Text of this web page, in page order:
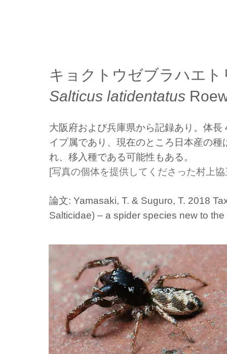
キョクトウゼブラハエト
Salticus latidentatus
大阪府および兵庫県から記録あり。体
イプ属であり、現在のところ日本産の
れ、移入種である可能性もある。
[写真の個体を提供してくださった村上
論文: Yamasaki, T. & Suguro, T. 2018
Salticidae) – a spider species new to